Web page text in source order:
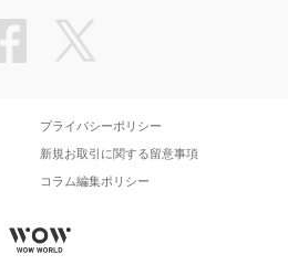
プライバシーポリシー
新規お取引に関する留意事項
コラム編集ポリシー